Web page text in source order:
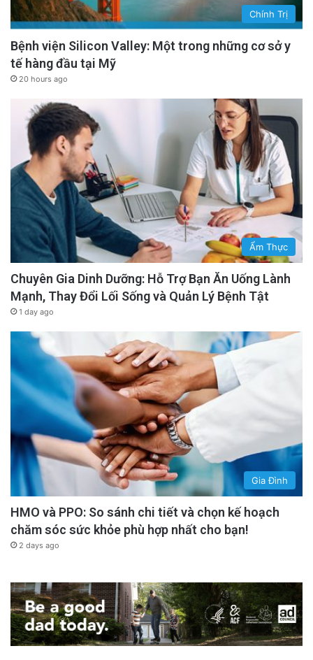
Chính Trị
Bệnh viện Silicon Valley: Một trong những cơ sở y
tế hàng đầu tại Mỹ
20 hours ago
Ẩm Thực
Chuyên Gia Dinh Dưỡng: Hỗ Trợ Bạn Ăn Uống Lành
Mạnh, Thay Đổi Lối Sống và Quản Lý Bệnh Tật
1 day ago
Gia Đình
HMO và PPO: So sánh chi tiết và chọn kế hoạch
chăm sóc sức khỏe phù hợp nhất cho bạn!
2 days ago